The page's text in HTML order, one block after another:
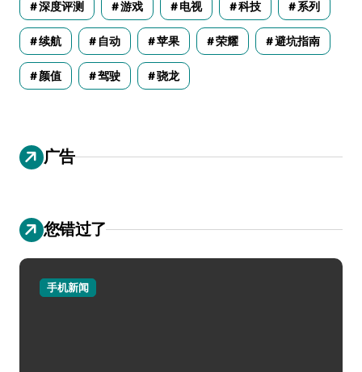
深度评测 游戏 电视 科技 系列
续航 自动 苹果 荣耀 避坑指南
颜值 驾驶 骁龙
广告
您错过了
手机新闻